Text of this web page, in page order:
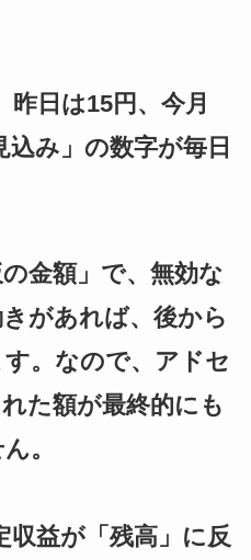
日は15円、今月
み」の数字が毎日
金額」で、無効な
があれば、後から
。なので、アドセ
た額が最終的にも
。
収益が「残高」に反